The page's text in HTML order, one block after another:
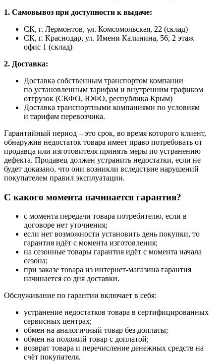
1. Самовывоз при доступности к выдаче:
СК, г. Лермонтов, ул. Комсомольская, 22 (склад)
СК, г. Краснодар, ул. Имени Калинина, 56, 2 этаж
офис 1 (склад)
2. Доставка:
Доставка собственным транспортом компании
по установленным тарифам и внутренним графиком
отгрузок (СКФО, ЮФО, республика Крым)
Доставка транспортными компаниями по условиям
и тарифам перевозчика.
Гарантийный период – это срок, во время которого клиент,
обнаружив недостаток товара имеет право потребовать от
продавца или изготовителя принять меры по устранению
дефекта. Продавец должен устранить недостатки, если не
будет доказано, что они возникли вследствие нарушений
покупателем правил эксплуатации.
С какого момента начинается гарантия?
с момента передачи товара потребителю, если в
договоре нет уточнения;
если нет возможности установить день покупки, то
гарантия идёт с момента изготовления;
на сезонные товары гарантия идёт с момента начала
сезона;
при заказе товара из интернет-магазина гарантия
начинается со дня доставки.
Обслуживание по гарантии включает в себя:
устранение недостатков товара в сертифицированных
сервисных центрах;
обмен на аналогичный товар без доплаты;
обмен на похожий товар с доплатой;
возврат товара и перечисление денежных средств на
счёт покупателя.